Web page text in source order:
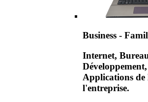
Business -
Internet,
Applications de
l'entreprise.